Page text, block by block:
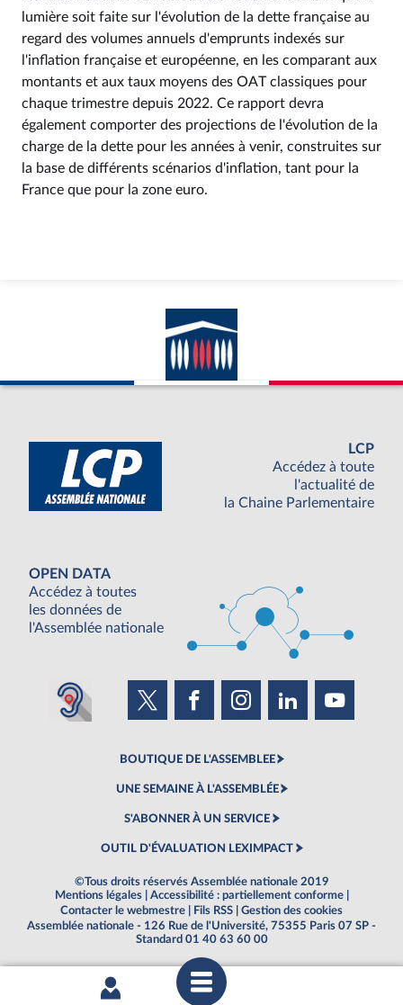
lumière soit faite sur l'évolution de la dette française au
regard des volumes annuels d'emprunts indexés sur
l'inflation française et européenne, en les comparant aux
montants et aux taux moyens des OAT classiques pour
chaque trimestre depuis 2022. Ce rapport devra
également comporter des projections de l'évolution de la
charge de la dette pour les années à venir, construites sur
la base de différents scénarios d'inflation, tant pour la
France que pour la zone euro.
LCP
Accédez à toute
l'actualité de
la Chaine Parlementaire
OPEN DATA
Accédez à toutes
les données de
l'Assemblée nationale
BOUTIQUE DE L'ASSEMBLEE
UNE SEMAINE À L'ASSEMBLÉE
S'ABONNER À UN SERVICE
OUTIL D'ÉVALUATION LEXIMPACT
©Tous droits réservés Assemblée nationale 2019
Mentions légales
Accessibilité : partiellement conforme
Contacter le webmestre
Fils RSS
Gestion des cookies
Assemblée nationale - 126 Rue de l'Université, 75355 Paris 07 SP -
Standard 01 40 63 60 00